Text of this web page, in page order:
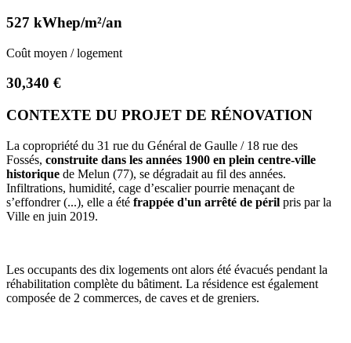
527 kWhep/m²/an
Coût moyen / logement
30,340 €
CONTEXTE DU PROJET DE RÉNOVATION
La copropriété du 31 rue du Général de Gaulle / 18 rue des
Fossés, construite dans les années 1900 en plein centre-ville
historique de Melun (77), se dégradait au fil des années.
Infiltrations, humidité, cage d’escalier pourrie menaçant de
s’effondrer (...), elle a été frappée d'un arrêté de péril pris par la
Ville en juin 2019.
Les occupants des dix logements ont alors été évacués pendant la
réhabilitation complète du bâtiment. La résidence est également
composée de 2 commerces, de caves et de greniers.